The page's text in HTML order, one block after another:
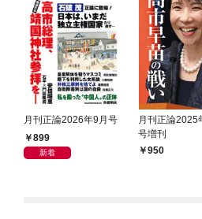
月刊正論2026年9月号
899
新着
月刊正論2025
号増刊
950